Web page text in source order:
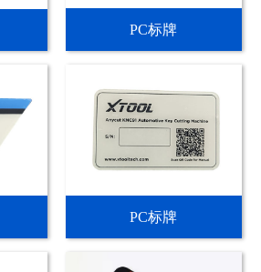
PC标牌
PC标牌